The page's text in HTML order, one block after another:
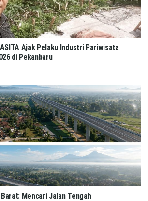
ASITA Ajak Pelaku Industri Pariwisata
di Pekanbaru
Mencari Jalan Tengah